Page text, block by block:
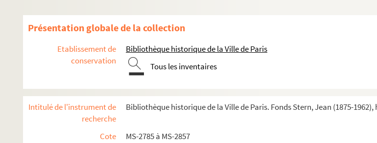
Présentation globale de la collection
Etablissement de
conservation
Bibliothèque historique de la Ville de Paris
Tous les inventaires
Intitulé de l'instrument de
recherche
Bibliothèque historique de la Ville de Paris. Fonds Stern, Jean (1875-
Cote
MS-2785 à MS-2857
4-MS-2785. Papiers divers
4-MS-2786. Notes de lecture, papiers personnels, recherches
4-MS-2787. Pièces de théâtre par J. Stern
Voltaire et sa nièce madame Denis
Belle et bonne : une fervente amie de Voltaire
Les médecins au XVIIIe siècle